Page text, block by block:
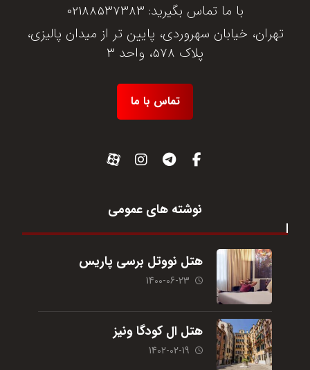
با ما تماس بگیرید: 02188537383
تهران، خیابان سهروردی، پایین تر از میدان پالیزی،
پلاک 578، واحد 3
تماس با ما
نوشته های عمومی
هتل نووتل برسی پاریس
1400-06-23
هتل ال کودگا ونیز
1402-02-19